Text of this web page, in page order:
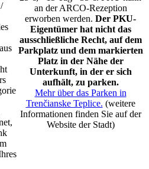
an der ARCO-Rezeption
erworben werden. Der PKU-
Eigentümer hat nicht das
ausschließliche Recht, auf dem
Parkplatz und dem markierten
Platz in der Nähe der
Unterkunft, in der er sich
aufhält, zu parken.
Mehr über das Parken in
Trenčianske Teplice. (weitere
Informationen finden Sie auf der
Website der Stadt)